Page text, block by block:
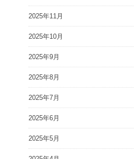
2025年11月
2025年10月
2025年9月
2025年8月
2025年7月
2025年6月
2025年5月